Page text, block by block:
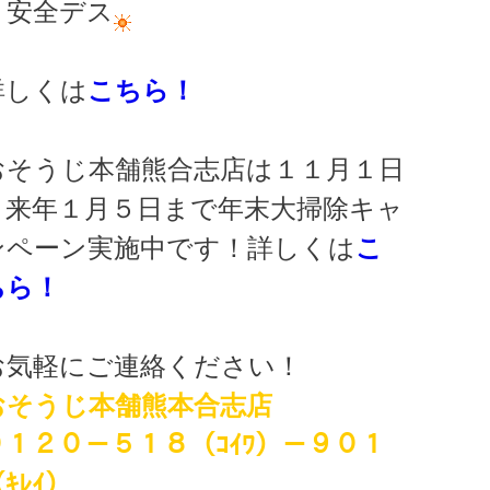
全デス
しくはこちら！
うじ本舗熊合志店は１１月１日
年１月５日まで年末大掃除キャ
ペーン実施中です！詳しくはこ
！
軽にご連絡ください！
そうじ本舗熊本合志店
２０－５１８（ｺｲﾜ）－９０１
ﾚｲ）